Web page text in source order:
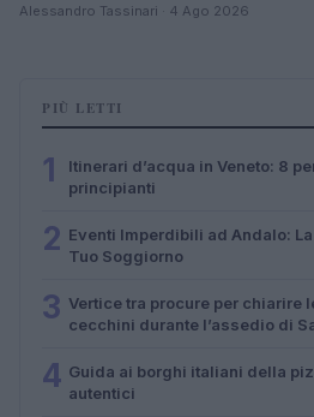
Alessandro Tassinari · 4 Ago 2026
PIÙ LETTI
1
Itinerari d’acqua in Veneto: 8
principianti
2 Eventi Imperdibili ad Andalo:
Tuo Soggiorno
3 Vertice tra procure per chiarire
cecchini durante l’assedio di
4 Guida ai borghi italiani della
autentici